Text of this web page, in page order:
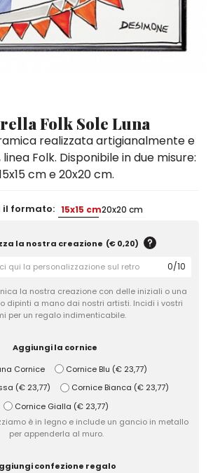
Folk Sole Luna
realizzata artigianalmente e
Folk. Disponibile in due misure:
cm e 20x20 cm.
il formato: 15x15 cm20x20 cm
la nostra creazione (€ 0,20)
0/10
la nostra creazione con delle iniziali o una
dipinti a mano dai nostri artisti. Incidi i vostri
per un regalo indimenticabile.
Aggiungi la cornice
Cornice
Cornice Blu (€ 23,77)
(€ 23,77) Cornice Bianca (€ 23,77)
Cornice Gialla (€ 23,77)
è in legno e include un gancio in metallo
per appenderla al muro.
confezione regalo
per Pareti
e Aceto
con Piattino
Piattino
& Sottopiatti
Piattino
& Sottopiatti